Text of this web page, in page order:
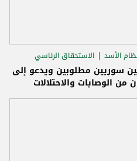
الأسد الاستحقاق الرئاسي
سوريين مطلوبين ويدعو إلى
الوصايات والاحتلالات